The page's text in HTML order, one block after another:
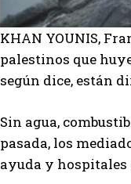
KHAN YOUNIS,
palestinos que
según dice, están
Sin agua,
pasada, los
ayuda y hospitales